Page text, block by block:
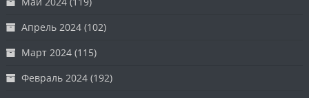
Апрель 2024 (102)
Март 2024 (115)
Февраль 2024 (192)